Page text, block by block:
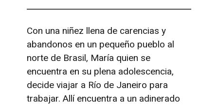
Con una niñez llena de carencias y
abandonos en un pequeño pueblo al
norte de Brasil, María quien se
encuentra en su plena adolescencia,
decide viajar a Río de Janeiro para
trabajar. Allí encuentra a un adinerado